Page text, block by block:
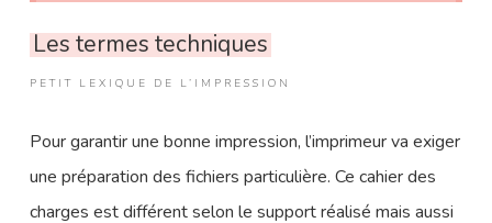
Les termes techniques
PETIT LEXIQUE DE L’IMPRESSION
Pour garantir une bonne impression, l’imprimeur va exiger
une préparation des fichiers particulière. Ce cahier des
charges est différent selon le support réalisé mais aussi